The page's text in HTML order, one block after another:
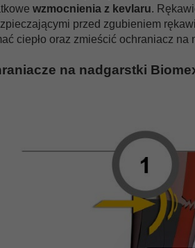
wzmocnienia z kevlaru.
przed zgubieniem
ciepło oraz zmieścić ochraniacz na
na nadgarstki
Membra-Therm Plus